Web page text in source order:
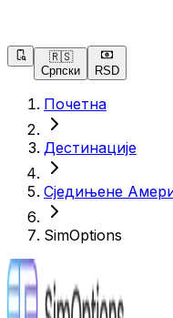
🇷🇸
Српски
RSD
Почетна
Дестинације
Сједињене
SimOptions